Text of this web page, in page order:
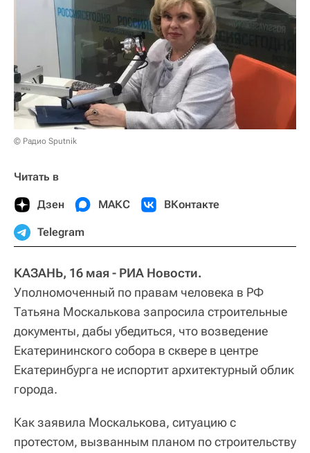
© Радио Sputnik
Читать в
Дзен МАКС ВКонтакте
Telegram
КАЗАНЬ, 16 мая - РИА Новости.
Уполномоченный по правам человека в РФ
Татьяна Москалькова запросила строительные
документы, дабы убедиться, что возведение
Екатерининского собора в сквере в центре
Екатеринбурга не испортит архитектурный облик
города.
Как заявила Москалькова, ситуацию с
протестом, вызванным планом по строительству